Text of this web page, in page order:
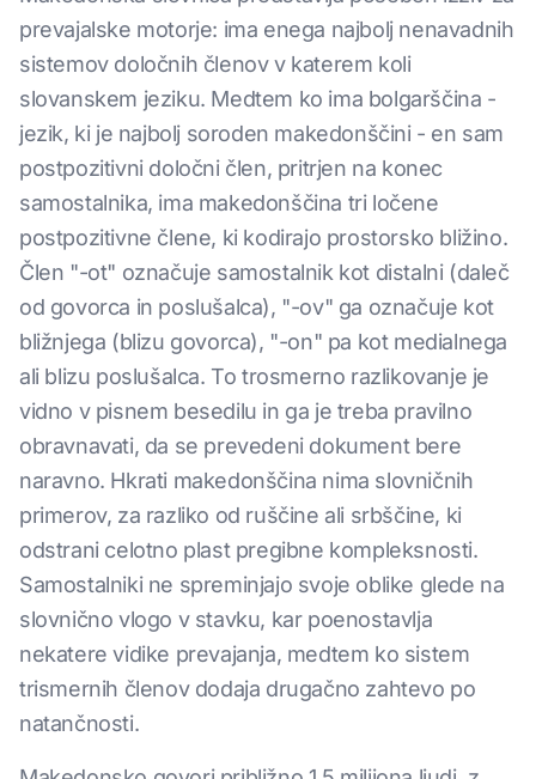
prevajalske motorje: ima enega najbolj nenavadnih
sistemov določnih členov v katerem koli
slovanskem jeziku. Medtem ko ima bolgarščina -
jezik, ki je najbolj soroden makedonščini - en sam
postpozitivni določni člen, pritrjen na konec
samostalnika, ima makedonščina tri ločene
postpozitivne člene, ki kodirajo prostorsko bližino.
Člen "-ot" označuje samostalnik kot distalni (daleč
od govorca in poslušalca), "-ov" ga označuje kot
bližnjega (blizu govorca), "-on" pa kot medialnega
ali blizu poslušalca. To trosmerno razlikovanje je
vidno v pisnem besedilu in ga je treba pravilno
obravnavati, da se prevedeni dokument bere
naravno. Hkrati makedonščina nima slovničnih
primerov, za razliko od ruščine ali srbščine, ki
odstrani celotno plast pregibne kompleksnosti.
Samostalniki ne spreminjajo svoje oblike glede na
slovnično vlogo v stavku, kar poenostavlja
nekatere vidike prevajanja, medtem ko sistem
trismernih členov dodaja drugačno zahtevo po
natančnosti.